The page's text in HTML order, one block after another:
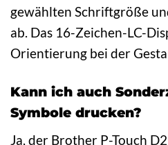
gewählten Schriftgröße
ab. Das 16-Zeichen-LC-
Orientierung bei der
Kann ich auch
Symbole drucken?
Ja, der Brother P-Touch